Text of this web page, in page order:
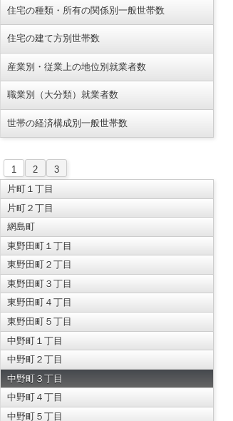
住宅の種類・所有の関係別一般世帯数
住宅の建て方別世帯数
産業別・従業上の地位別就業者数
職業別（大分類）就業者数
世帯の経済構成別一般世帯数
1 2
3
片町１丁目
片町２丁目
網島町
東野田町１丁目
東野田町２丁目
東野田町３丁目
東野田町４丁目
東野田町５丁目
中野町１丁目
中野町２丁目
中野町３丁目
中野町４丁目
中野町５丁目